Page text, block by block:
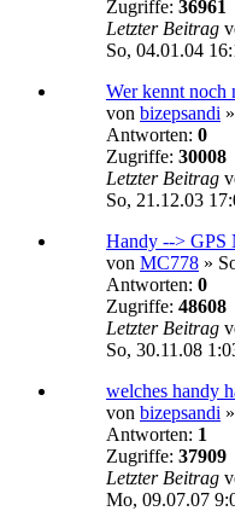
Zugriffe: 36961
Letzter Beitrag
So, 04.01.04
Wer kennt noch
von bizepsandi »
Antworten: 0
Zugriffe: 30008
Letzter Beitrag
So, 21.12.03
Handy --> GPS
von MC778 »
Antworten: 0
Zugriffe: 48608
Letzter Beitrag
So, 30.11.08
welches handy
von bizepsandi »
Antworten: 1
Zugriffe: 37909
Letzter Beitrag
Mo, 09.07.07